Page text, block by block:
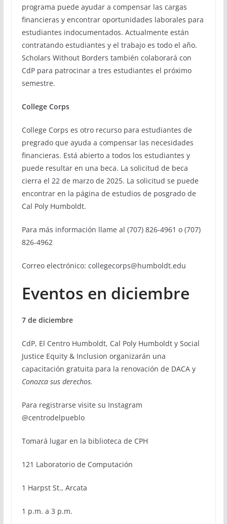
programa puede ayudar a compensar las cargas
financieras y encontrar oportunidades laborales para
estudiantes indocumentados. Actualmente están
contratando estudiantes y el trabajo es todo el año.
Scholars Without Borders también colaborará con
CdP para patrocinar a tres estudiantes el próximo
semestre.
College Corps
College Corps es otro recurso para estudiantes de
pregrado que ayuda a compensar las necesidades
financieras. Está abierto a todos los estudiantes y
puede resultar en una beca. La solicitud de beca
cierra el 22 de marzo de 2025. La solicitud se puede
encontrar en la página de estudios de posgrado de
Cal Poly Humboldt.
Para más información llame al (707) 826-4961 o (707)
826-4962
Correo electrónico: collegecorps@humboldt.edu
Eventos en diciembre
7 de diciembre
CdP, El Centro Humboldt, Cal Poly Humboldt y Social
Justice Equity & Inclusion organizarán una
capacitación gratuita para la renovación de DACA y
Conozca sus derechos.
Para registrarse visite su Instagram
@centrodelpueblo
Tomará lugar en la biblioteca de CPH
121 Laboratorio de Computación
1 Harpst St., Arcata
1 p.m. a 3 p.m.